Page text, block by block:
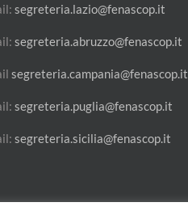
segreteria.lazio@fenascop.it
segreteria.abruzzo@fenascop.it
segreteria.campania@fenascop.it
segreteria.puglia@fenascop.it
segreteria.sicilia@fenascop.it